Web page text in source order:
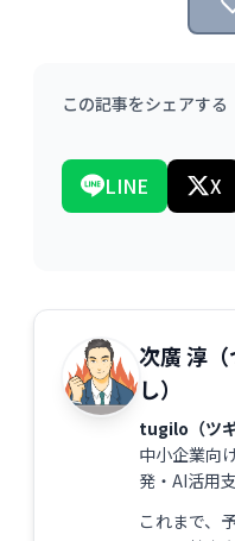
この記事をシェアする
LINE X
次廣 淳
し）
tugilo（ツギ
中小企業向
発・AI活用
これまで、